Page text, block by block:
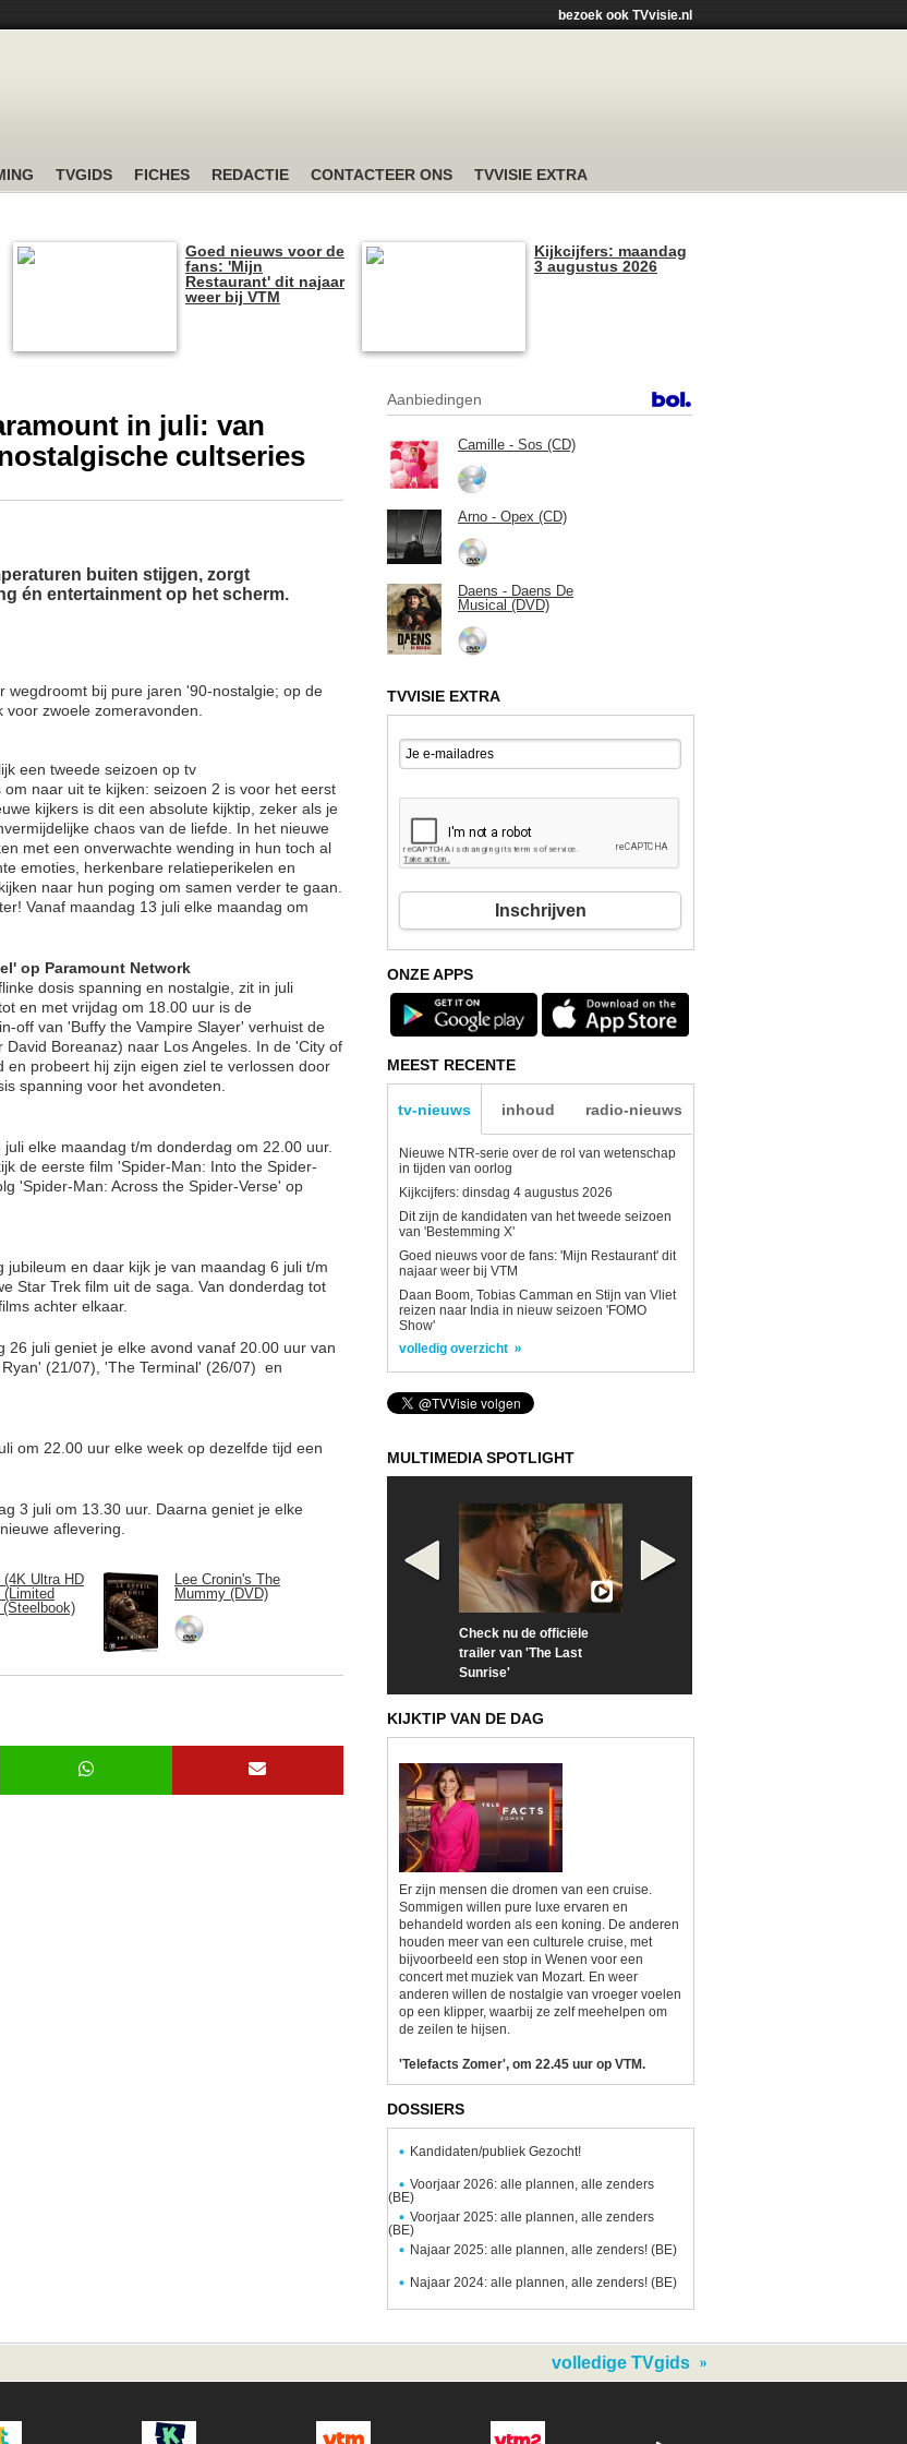
bezoek ook TVvisie.nl
TVGIDS FICHES REDACTIE CONTACTEER ONS TVVISIE EXTRA
Goed nieuws voor de
fans: 'Mijn
Restaurant' dit najaar
weer bij VTM
Kijkcijfers: maandag
3 augustus 2026
in juli: van
cultseries
buiten stijgen, zorgt
én entertainment op het scherm.
wegdroomt bij pure jaren '90-nostalgie; op de
zwoele zomeravonden.
een tweede seizoen op tv
naar uit te kijken: seizoen 2 is voor het eerst
kijkers is dit een absolute kijktip, zeker als je
chaos van de liefde. In het nieuwe
met een onverwachte wending in hun toch al
emoties, herkenbare relatieperikelen en
naar hun poging om samen verder te gaan.
Vanaf maandag 13 juli elke maandag om
op Paramount Network
dosis spanning en nostalgie, zit in juli
en met vrijdag om 18.00 uur is de
off van 'Buffy the Vampire Slayer' verhuist de
Boreanaz) naar Los Angeles. In de 'City of
probeert hij zijn eigen ziel te verlossen door
spanning voor het avondeten.
elke maandag t/m donderdag om 22.00 uur.
de eerste film 'Spider-Man: Into the Spider-
'Spider-Man: Across the Spider-Verse' op
en daar kijk je van maandag 6 juli t/m
Star Trek film uit de saga. Van donderdag tot
achter elkaar.
26 juli geniet je elke avond vanaf 20.00 uur van
(21/07), 'The Terminal' (26/07) en
om 22.00 uur elke week op dezelfde tijd een
3 juli om 13.30 uur. Daarna geniet je elke
aflevering.
(4K Ultra HD
(Limited
(Steelbook)
Lee Cronin's The
Mummy (DVD)
Aanbiedingen
Camille - Sos (CD)
Arno - Opex (CD)
Daens - Daens De
Musical (DVD)
TVVISIE EXTRA
Inschrijven
ONZE APPS
MEEST RECENTE
tv-nieuws inhoud radio-nieuws
Nieuwe NTR-serie over de rol van wetenschap
in tijden van oorlog
Kijkcijfers: dinsdag 4 augustus 2026
Dit zijn de kandidaten van het tweede seizoen
van 'Bestemming X'
Goed nieuws voor de fans: 'Mijn Restaurant' dit
najaar weer bij VTM
Daan Boom, Tobias Camman en Stijn van Vliet
reizen naar India in nieuw seizoen 'FOMO
Show'
volledig overzicht
MULTIMEDIA SPOTLIGHT
Check nu de officiële
trailer van 'The Last
Sunrise'
KIJKTIP VAN DE DAG
Er zijn mensen die dromen van een cruise.
Sommigen willen pure luxe ervaren en
behandeld worden als een koning. De anderen
houden meer van een culturele cruise, met
bijvoorbeeld een stop in Wenen voor een
concert met muziek van Mozart. En weer
anderen willen de nostalgie van vroeger voelen
op een klipper, waarbij ze zelf meehelpen om
de zeilen te hijsen.
'Telefacts Zomer', om 22.45 uur op VTM.
DOSSIERS
Kandidaten/publiek Gezocht!
Voorjaar 2026: alle plannen, alle zenders
(BE)
Voorjaar 2025: alle plannen, alle zenders
(BE)
Najaar 2025: alle plannen, alle zenders! (BE)
Najaar 2024: alle plannen, alle zenders! (BE)
volledige TVgids